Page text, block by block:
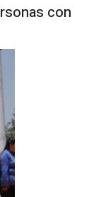
con